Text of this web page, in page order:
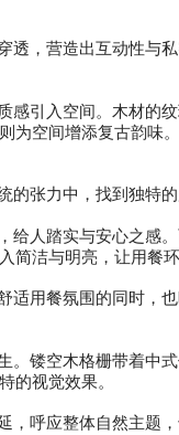
透，营造出互动性与
引入空间。木材的
空间增添复古韵味
张力中，找到独特
人踏实与安心之感
洁与明亮，让用餐环
用餐氛围的同时，
镂空木格栅带着中
的视觉效果。
，呼应整体自然主题